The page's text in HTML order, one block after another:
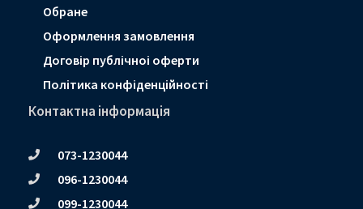
Обране
Оформлення замовлення
Договір публічноі оферти
Політика конфіденційності
Контактна інформація
073-1230044
096-1230044
099-1230044